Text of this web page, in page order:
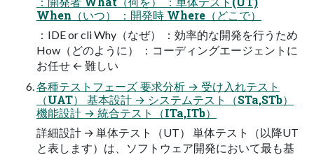
When（いつ） ：開発時 Where（どこで）
：IDE or cli Why（なぜ） ：効率的な開発を行うため
How（どのように） ：コーディングエージェントに
お任せ ← 難しい
各種テストフェーズ 要求分析 → 受け入れテスト
（UAT） 基本設計 → システムテスト（STa,STb）
機能設計 → 統合テスト（ITa,ITb）
詳細設計 → 単体テスト（UT） 単体テスト（以降UT
と表します）は、ソフトウェア開発において最も基